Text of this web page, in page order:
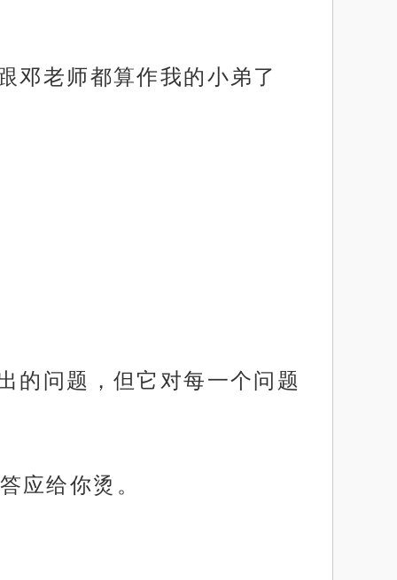
邓老师都算作我的小弟了
的问题，但它对每一个问题
应给你烫。